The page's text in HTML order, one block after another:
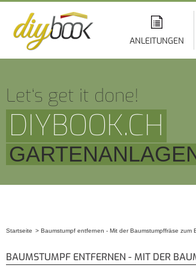
ANLEITUNGEN
Let‘s get it done!
DIYBOOK.CH
Startseite Baumstumpf entfernen - Mit der Baumstumpffräse zum
BAUMSTUMPF ENTFERNEN - MIT DER